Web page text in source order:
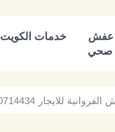
عفش خدمات الكويت
صحي
للايجار 00201030714434